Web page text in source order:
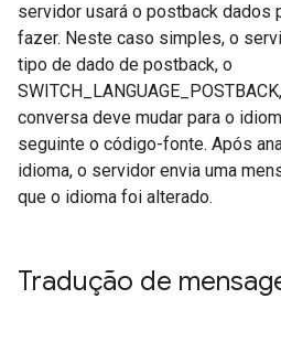
servidor usará o postback dados
fazer. Neste caso simples, o
tipo de dado de postback, o
conversa deve mudar para o
seguinte o código-fonte. Após
idioma, o servidor envia uma
que o idioma foi alterado.
Tradução de